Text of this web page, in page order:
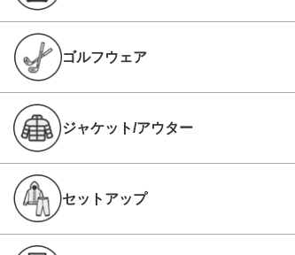
ゴルフウェア
ジャケット/アウター
セットアップ